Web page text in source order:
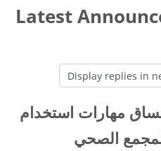
Latest
Display mode
مهارات استخدام
الصحي